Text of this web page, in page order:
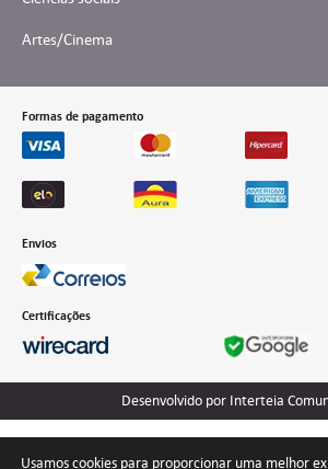
Artes/Cinema
Formas de pagamento
Envios
Certificações
Desenvolvido por Interteia
Usamos cookies para proporcionar uma melhor